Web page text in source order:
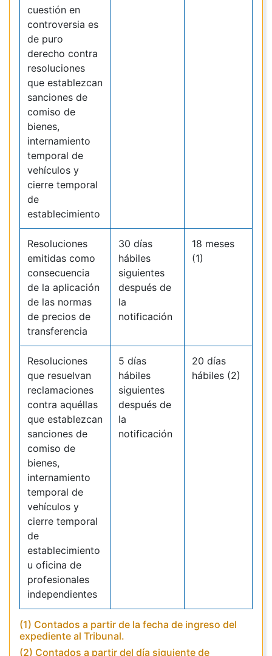
cuestión en
controversia es
de puro
derecho contra
resoluciones
que establezcan
sanciones de
comiso de
bienes,
internamiento
temporal de
vehículos y
cierre temporal
de
establecimiento
Resoluciones
emitidas como
consecuencia
de la aplicación
de las normas
de precios de
transferencia
30 días
hábiles
siguientes
después de
la
notificación
18 meses
(1)
Resoluciones
que resuelvan
reclamaciones
contra aquéllas
que establezcan
sanciones de
comiso de
bienes,
internamiento
temporal de
vehículos y
cierre temporal
de
establecimiento
u oficina de
profesionales
independientes
5 días
hábiles
siguientes
después de
la
notificación
20 días
hábiles (2)
(1) Contados a partir de la fecha de ingreso del
expediente al Tribunal.
(2) Contados a partir del día siguiente de